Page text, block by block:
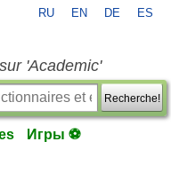
RU EN DE ES
'Academic'
Recherche!
Игры ⚽